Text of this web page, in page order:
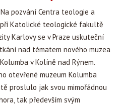
pozvání Centra teologie a
Katolické teologické fakultě
Karlovy se v Praze uskuteční
nad tématem nového muzea
v Kolíně nad Rýnem.
otevřené muzeum Kolumba
proslulo jak svou mimořádnou
tak především svým